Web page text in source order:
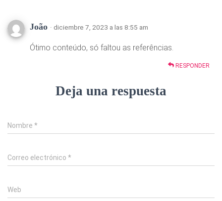
João · diciembre 7, 2023 a las 8:55 am
Ótimo conteúdo, só faltou as referências.
RESPONDER
Deja una respuesta
Nombre *
Correo electrónico *
Web